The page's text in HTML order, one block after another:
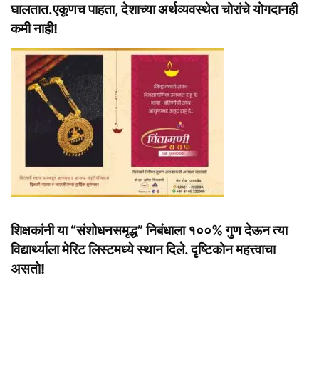
घालतात.एकूणच पाहता, देशाच्या अर्थव्यवस्थेत चोरांचे योगदानही
कमी नाही!
शिक्षकांनी या “संशोधनसमृद्ध” निबंधाला १००% गुण देऊन त्या
विद्यार्थ्याला मेरिट लिस्टमध्ये स्थान दिले. दृष्टिकोन महत्त्वाचा
असतो!